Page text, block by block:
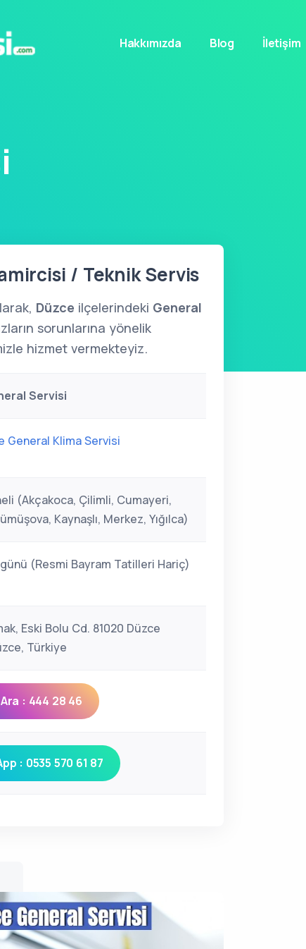
Hakkımızda Blog İletişim
/ Teknik Servis
Düzce ilçelerindeki General
sorunlarına yönelik
hizmet vermekteyiz.
Servisi
General Klima Servisi
(Akçakoca, Çilimli, Cumayeri,
Kaynaşlı, Merkez, Yığılca)
günü (Resmi Bayram Tatilleri Hariç)
Eski Bolu Cd. 81020 Düzce
Türkiye
: 444 28 46
: 0535 570 61 87